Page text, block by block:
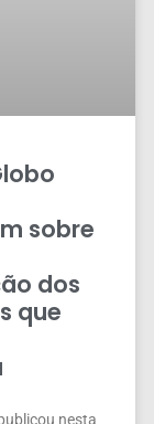
sobre
dos
que
nesta